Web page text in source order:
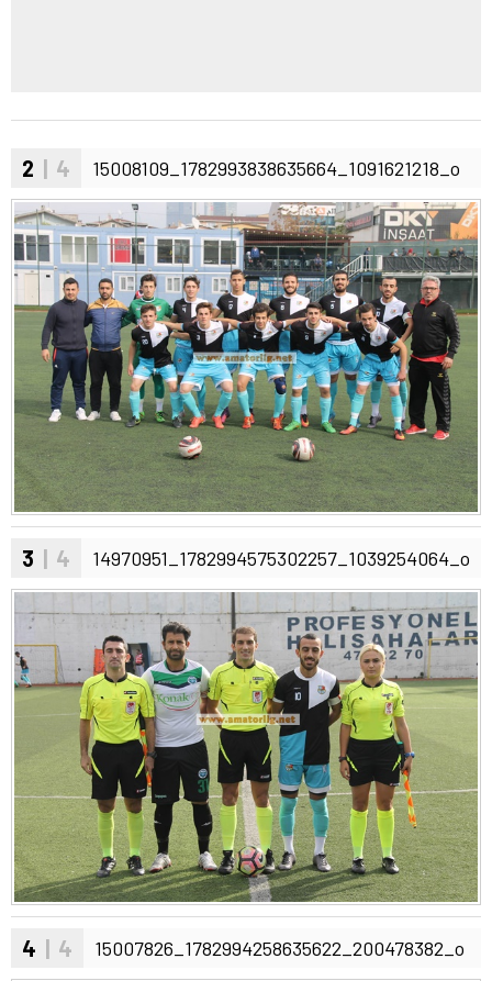
2 | 4 15008109_1782993838635664_1091621218_o
3 | 4 14970951_1782994575302257_1039254064_o
4 | 4 15007826_1782994258635622_200478382_o